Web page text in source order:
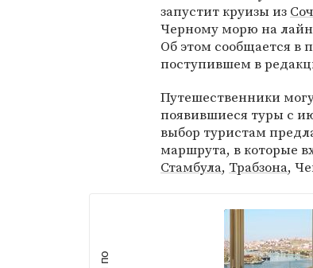
запустит круизы из
Черному морю на
Об этом сообщается в
поступившем в
Путешественники
появившиеся туры с
выбор туристам
маршрута, в которые
Стамбула, Трабзона,